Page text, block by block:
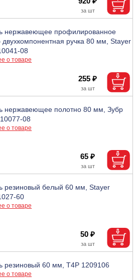
нержавеющее профилированное
двухкомпонентная ручка 80 мм, Stayer
08
о товаре
255 ₽
нержавеющее полотно 80 мм, Зубр
08
о товаре
65 ₽
резиновый белый 60 мм, Stayer
60
о товаре
50 ₽
резиновый 60 мм, T4P 1209106
о товаре